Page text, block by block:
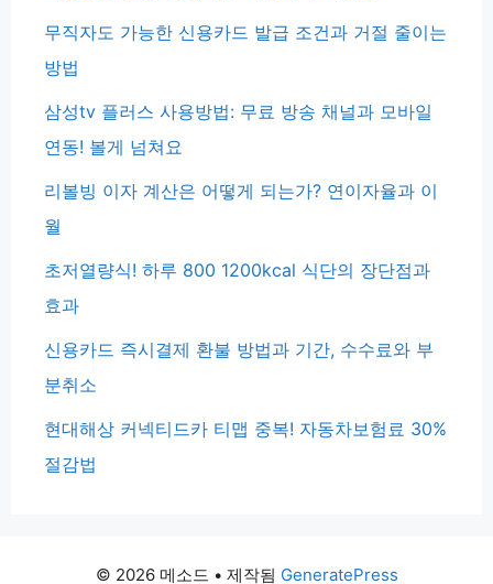
무직자도 가능한 신용카드 발급 조건과 거절 줄이는
방법
삼성tv 플러스 사용방법: 무료 방송 채널과 모바일
연동! 볼게 넘쳐요
리볼빙 이자 계산은 어떻게 되는가? 연이자율과 이
월
초저열량식! 하루 800 1200kcal 식단의 장단점과
효과
신용카드 즉시결제 환불 방법과 기간, 수수료와 부
분취소
현대해상 커넥티드카 티맵 중복! 자동차보험료 30%
절감법
© 2026 메소드 • 제작됨 GeneratePress